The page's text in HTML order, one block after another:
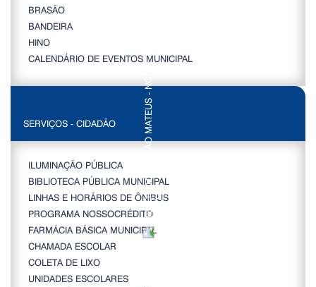
BRASÃO
BANDEIRA
HINO
CALENDÁRIO DE EVENTOS MUNICIPAL
SERVIÇOS - CIDADÃO
ILUMINAÇÃO PÚBLICA
BIBLIOTECA PÚBLICA MUNICIPAL
LINHAS E HORÁRIOS DE ÔNIBUS
PROGRAMA NOSSOCRÉDITO
FARMÁCIA BÁSICA MUNICIPAL
CHAMADA ESCOLAR
COLETA DE LIXO
UNIDADES ESCOLARES